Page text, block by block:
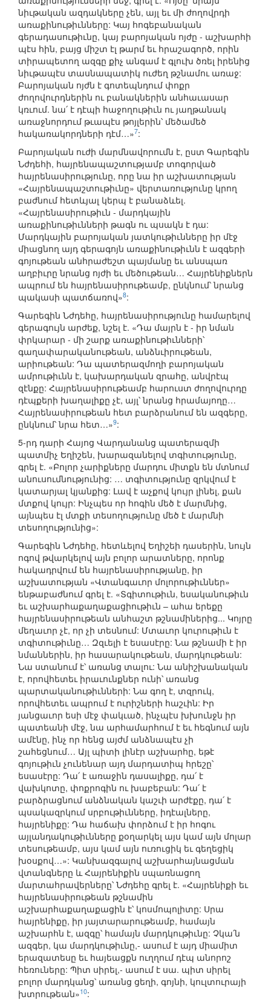
նիւթական ազդակները չեն, այլ եւ մի ժողովրդի
առաքինութիւնները: Կայ հոգեբանական
գերադասութիւնը, կայ բարոյական ոյժը - աշխարհի
պէս հին, բայց միշտ էլ թարմ եւ հրաշագործ, որին
տիրապետող ազգը քիչ անգամ է գլուխ ծռել իրենից
նիւթապէս տասնապատիկ ուժեղ թշնամու առաջ:
Բարոյական ոյժն է գոտեպնդում փոքր
ժողովուրդներին ու բանակներին անհաւասար
կռւում. նա՛ է դէպի հաջողութիւն ու յաղթանակ
առաջնորդում թւապէս թոյլերին՝ մեծամեծ
հակառակորդների դէմ…»7:
Բարոյական ուժի մարմնավորումն է, ըստ Գարեգին
Նժդեհի, հայրենապաշտությամբ տոգորված
հայրենասիրությունը, որը նա իր աշխատության
«Հայրենապաշտութիւնը» վերտառությունը կրող
բաժնում հետևյալ կերպ է բանաձևել.
«Հայրենասիրութիւն - մարդկային
առաքինութիւնների թագն ու պսակն է դա:
Մարդկային բարոյական յատկութիւնները իր մէջ
միացնող այդ գերագոյն առաքինութիւնն է ազգերի
գոյութեան անհրաժեշտ պայմանը եւ անսպառ
աղբիւրը նրանց ոյժի եւ մեծութեան… Հայրենիքներն
ապրում են հայրենասիրութեամբ, ընկնում՝ նրանց
պակասի պատճառով»8:
Գարեգին Նժդեհը, հայրենասիրությունը համարելով
գերագույն արժեք, նշել է. «Դա մայրն է - իր նման
փրկարար - մի շարք առաքինութիւնների՝
գաղափարականութեան, անձնւիրութեան,
արիութեան: Դա պատերազմողի բարոյական
ամրութիւնն է, կախարդական զրահը, անվրէպ
զէնքը: Հայրենասիրութեամբ հարուստ ժողովուրդը
դէպքերի խաղալիքը չէ, այլ՝ նրանց հրամայողը…
Հայրենասիրութեան հետ բարձրանում են ազգերը,
ընկնում՝ նրա հետ…»9:
5-րդ դարի Հայոց Վարդանանց պատերազմի
պատմիչ Եղիշեն, խարազանելով տգիտությունը,
գրել է. «Բոլոր չարիքները մարդու միտքն են մտնում
անուսումնությունից: … տգիտությունը զրկվում է
կատարյալ կյանքից: Լավ է աչքով կույր լինել, քան
մտքով կույր: Ինչպես որ հոգին մեծ է մարմնից,
այնպես էլ մտքի տեսողությունը մեծ է մարմնի
տեսողությունից»:
Գարեգին Նժդեհը, հետևելով Եղիշեի դասերին, նույն
ոգով թվարկելով այն բոլոր արատները, որոնք
հակադրվում են հայրենասիրությանը, իր
աշխատության «Վտանգաւոր մոլորութիւններ»
ենթաբաժնում գրել է. «Տգիտութիւն, եսականութիւն
եւ աշխարհաքաղաքացիութիւն – ահա երեքը
հայրենասիրութեան անհաշտ թշնամիներից... Կոյրը
մեղաւոր չէ, որ չի տեսնում: Մտաւոր կուրութիւն է
տգիտութիւնը… Զզւելի է եսասէրը: Նա թշնամի է իր
նմաններին, իր հասարակութեան, մարդկութեան:
Նա ստանում է՝ առանց տալու: Նա անիշխանական
է, որովհետեւ իրաւունքներ ունի՝ առանց
պարտականութիւնների: Նա գող է, տզրուկ,
որովհետեւ ապրում է ուրիշների հաշւին: Իր
յանցաւոր եսի մէջ փակւած, ինչպէս խխունջն իր
պատեանի մէջ, նա արհամարհում է եւ հեգնում այն
ամէնը, ինչ որ հենց այժմ անձնապէս չի
շահեցնում… Այլ պիտի լինէր աշխարհը, եթէ
գոյութիւն չունենար այդ մարդատիպ հրեշը՝
եսասէրը: Դա՛ է առաջին դասալիքը, դա՛ է
վախկոտը, փոքրոգին ու խաբեբան: Դա՛ է
բարձրացնում անձնական կաշւի արժէքը, դա՛ է
պսակազրկում սրբութիւնները, իդէալները,
հայրենիքը: Դա հաճախ փորձում է իր հոգու
այլանդակութիւնները քօղարկել այս կամ այն մոլար
տեսութեամբ, այս կամ այն ուռուցիկ եւ գեղեցիկ
խօսքով…»: Կանխազգալով աշխարհայնացման
վտանգները և Հայրենիքին սպառնացող
մարտահրավերները՝ Նժդեհը գրել է. «Հայրենիքի եւ
հայրենասիրութեան թշնամին
աշխարհաքաղաքացին է՝ կոսմոպոլիտը: Սրա
հայրենիքը, իր յայտարարութեամբ, համայն
աշխարհն է, ազգը՝ համայն մարդկութիւնը: Չկա՛ն
ազգեր, կա մարդկութիւնը,- ասում է այդ միամիտ
երազատեսը եւ հայեացքն ուղղում դէպ անորոշ
հեռուները: Պիտ սիրել,- ասում է սա. պիտ սիրել
բոլոր մարդկանց՝ առանց ցեղի, գոյնի, կուլտուրայի
խտրութեան»10: